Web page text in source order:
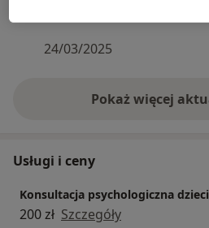
24/03/2025
Usługi i ceny
Konsultacja psychologiczna dzieci
200 zł Szczegóły